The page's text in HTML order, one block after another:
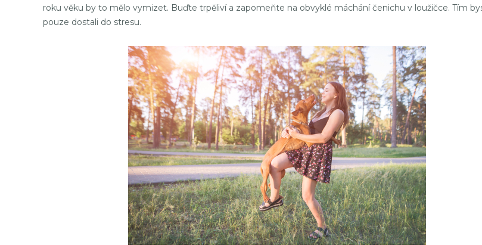
roku věku by to mělo vymizet. Buďte trpěliví a zapomeňte na obvyklé máchání čenichu v loužičce. Tím
pouze dostali do stresu.